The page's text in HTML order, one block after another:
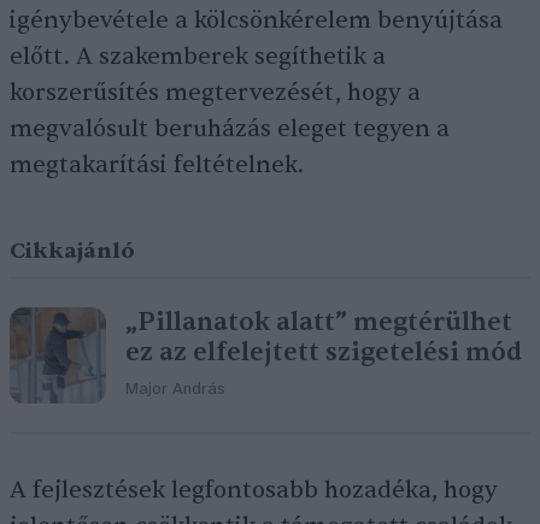
igénybevétele a kölcsönkérelem benyújtása
előtt. A szakemberek segíthetik a
korszerűsítés megtervezését, hogy a
megvalósult beruházás eleget tegyen a
megtakarítási feltételnek.
Cikkajánló
„Pillanatok alatt” megtérülhet
ez az elfelejtett szigetelési mód
Major András
A fejlesztések legfontosabb hozadéka, hogy